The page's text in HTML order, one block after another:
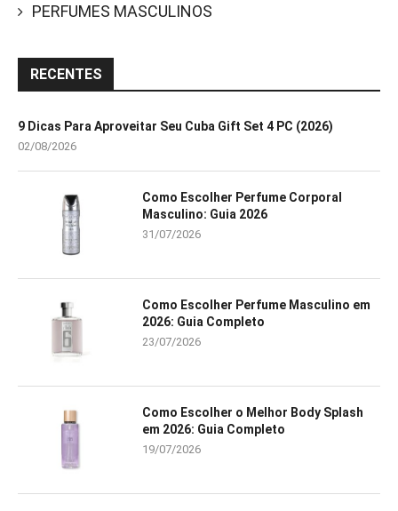
PERFUMES MASCULINOS
RECENTES
9 Dicas Para Aproveitar Seu Cuba Gift Set 4 PC (2026)
02/08/2026
Como Escolher Perfume Corporal
Masculino: Guia 2026
31/07/2026
Como Escolher Perfume Masculino em
2026: Guia Completo
23/07/2026
Como Escolher o Melhor Body Splash
em 2026: Guia Completo
19/07/2026